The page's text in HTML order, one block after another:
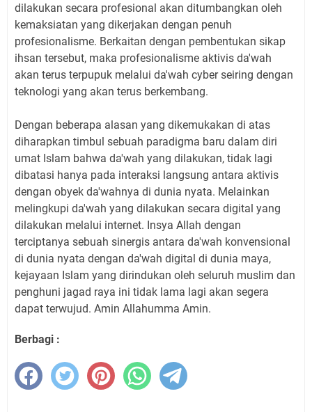
dilakukan secara profesional akan ditumbangkan oleh
kemaksiatan yang dikerjakan dengan penuh
profesionalisme. Berkaitan dengan pembentukan sikap
ihsan tersebut, maka profesionalisme aktivis da'wah
akan terus terpupuk melalui da'wah cyber seiring dengan
teknologi yang akan terus berkembang.
Dengan beberapa alasan yang dikemukakan di atas
diharapkan timbul sebuah paradigma baru dalam diri
umat Islam bahwa da'wah yang dilakukan, tidak lagi
dibatasi hanya pada interaksi langsung antara aktivis
dengan obyek da'wahnya di dunia nyata. Melainkan
melingkupi da'wah yang dilakukan secara digital yang
dilakukan melalui internet. Insya Allah dengan
terciptanya sebuah sinergis antara da'wah konvensional
di dunia nyata dengan da'wah digital di dunia maya,
kejayaan Islam yang dirindukan oleh seluruh muslim dan
penghuni jagad raya ini tidak lama lagi akan segera
dapat terwujud. Amin Allahumma Amin.
Berbagi :